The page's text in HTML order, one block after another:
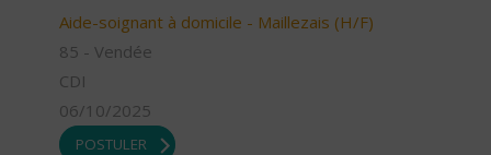
Aide-soignant à domicile - Maillezais (H/F)
85 - Vendée
CDI
06/10/2025
POSTULER